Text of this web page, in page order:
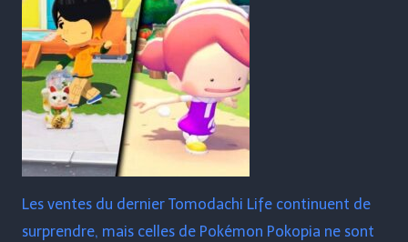
Les ventes du dernier Tomodachi Life continuent de
surprendre, mais celles de Pokémon Pokopia ne sont